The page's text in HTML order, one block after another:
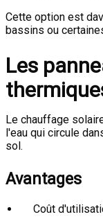
Cette option est
bassins ou
Les
Le chauffage
l'eau qui circule
sol.
Avantages
Coût